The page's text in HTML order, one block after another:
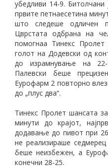
убедливи 14-9.
првите петнаесетина
што следеше одличен
Цврстата одбрана на
помогнаа Тинекс
голот на Додевски од
до израмнување на
Палевски беше
Еурофарм 2 повторно
до „плус два“.
Тинекс Пролет шансата
минути до крајот,
додавање до пивот при
не реализираше
беше неизбежен, а
конечни 28-25.